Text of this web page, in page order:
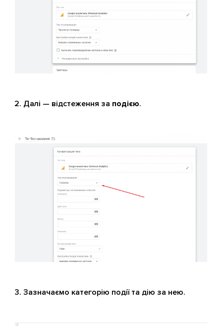
Далі — відстеження за подією.
Зазначаємо категорію події та дію за нею.